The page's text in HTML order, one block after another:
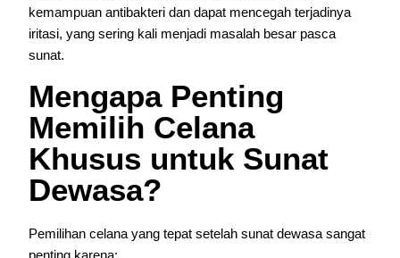
kemampuan antibakteri dan dapat mencegah terjadinya
iritasi, yang sering kali menjadi masalah besar pasca
sunat.
Mengapa Penting
Memilih Celana
Khusus untuk Sunat
Dewasa?
Pemilihan celana yang tepat setelah sunat dewasa sangat
penting karena: